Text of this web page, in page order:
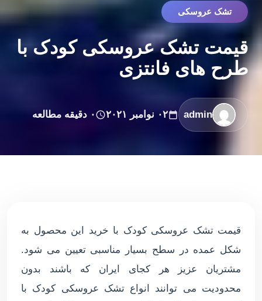
تشک عروسکی
قیمت تشک عروسکی کودک با
طرح های فانتزی
admin ۰۲ نوامبر ۲۰۲۱ ۰ دقیقه مطالعه
قیمت تشک عروسکی کودک با خرید این محصول به
شکل عمده در سطح بسیار مناسبی تعیین می شود.
مشتریان عزیز هر کجای ایران که باشند بدون
محدودیت می توانند انواع تشک عروسکی کودک با